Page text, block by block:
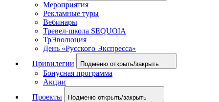
Мероприятия
Рекламные туры
Вебинары
Тревел-школа SEQUOIA
ТрЭволюция
День «Русского Экспресса»
Привилегии
Подменю открыть/закрыть
Бонусная программа
Акции
Проекты
Подменю открыть/закрыть